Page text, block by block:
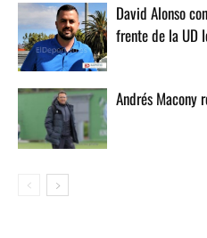
David Alonso
frente de la UD
Andrés Macony